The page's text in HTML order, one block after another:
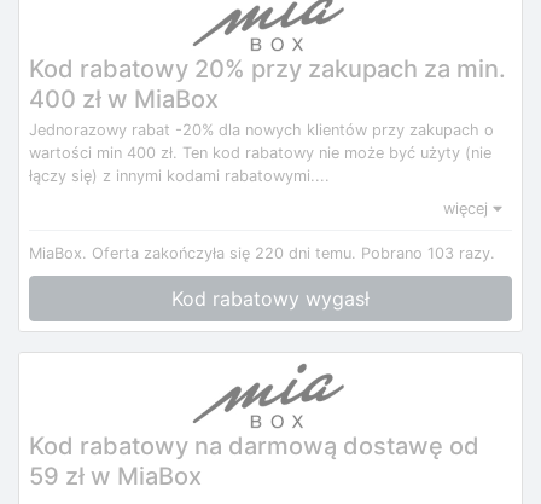
Kod rabatowy 20% przy zakupach za min.
400 zł w MiaBox
Jednorazowy rabat -20% dla nowych klientów przy zakupach o
wartości min 400 zł. Ten kod rabatowy nie może być użyty (nie
łączy się) z innymi kodami rabatowymi....
więcej
MiaBox. Oferta zakończyła się 220 dni temu. Pobrano 103 razy.
Kod rabatowy wygasł
Kod rabatowy na darmową dostawę od
59 zł w MiaBox